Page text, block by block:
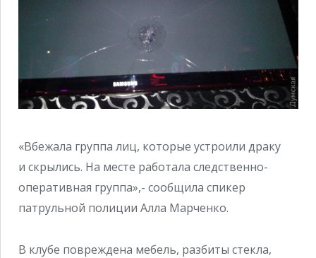
«Вбежала группа лиц, которые устроили драку
и скрылись. На месте работала следственно-
оперативная группа»,- сообщила спикер
патрульной полиции Алла Марченко.
В клубе повреждена мебель, разбиты стекла,